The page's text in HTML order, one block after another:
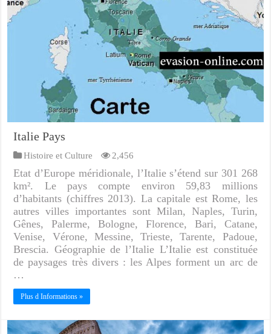
Italie Pays
Histoire et Culture 2,456
Etat d’Europe méridionale, l’Italie s’étend sur 301 268
km². Le pays compte environ 59,83 millions
d’habitants (chiffres 2013). La capitale est Rome, les
autres villes importantes sont Milan, Naples, Turin,
Gênes, Palerme, Bologne, Florence, Bari, Catane,
Venise, Vérone, Messine, Trieste, Tarente, Padoue,
Brescia. Géographie de l’Italie L’Italie est constituée
de paysages très divers : les Alpes forment un arc de
…
Plus d Informations »